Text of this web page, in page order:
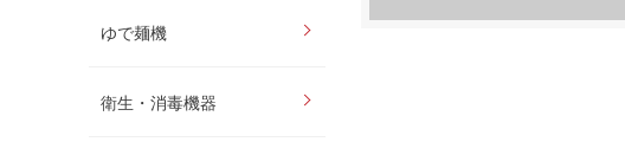
ゆで麺機
衛生・消毒機器